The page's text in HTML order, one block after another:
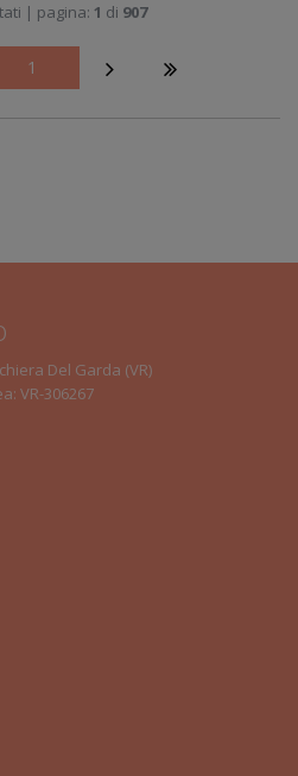
| pagina: 1 di 907
1
Del Garda (VR)
VR-306267